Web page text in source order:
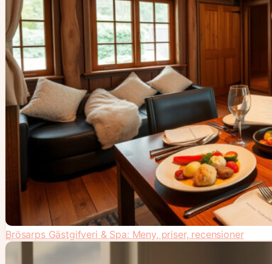
Brösarps Gästgifveri & Spa: Meny, priser, recensioner